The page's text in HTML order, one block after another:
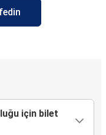
için bilet